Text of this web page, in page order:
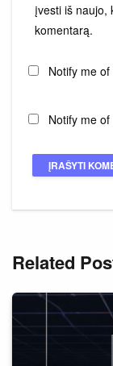
įvesti iš naujo,
komentarą.
Notify me
Notify me
Related